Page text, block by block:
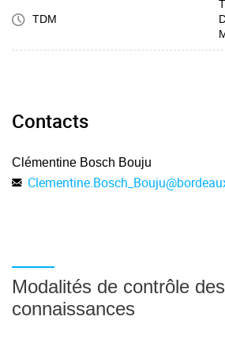
TDM
Contacts
Clémentine Bosch Bouju
Clementine.Bosch_Bouju@
Modalités de contrôle des
connaissances